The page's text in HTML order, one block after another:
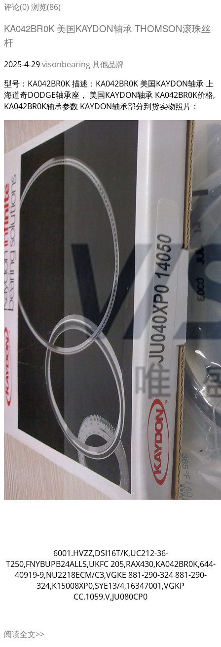
评论(0) 浏览(86)
KA042BR0K 美国KAYDON轴承 THOMSON滚珠丝
杆
2025-4-29visonbearing其他品牌
型号：KA042BR0K 描述：KA042BR0K 美国KAYDON轴承 上
海道奇DODGE轴承座， 美国KAYDON轴承 KA042BR0K价格,
KA042BR0K轴承参数 KAYDON轴承部分到货实物照片：
6001.HVZZ,DSI16T/K,UC212-36-
T250,FNYBUPB24ALLS,UKFC 205,RAX430,KA042BR0K,644-
40919-9,NU2218ECM/C3,VGKE 881-290-324 881-290-
324,K15008XP0,SYE13/4,16347001,VGKP
CC.1059.V,JU080CP0
阅读全文>>